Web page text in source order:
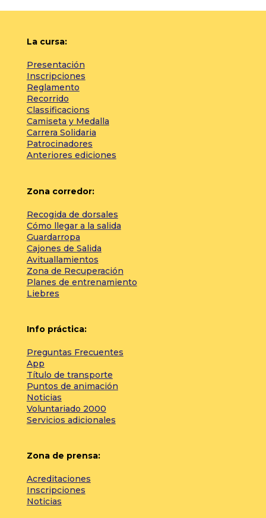
La cursa:
Presentación
Inscripciones
Reglamento
Recorrido
Classificacions
Camiseta y Medalla
Carrera Solidaria
Patrocinadores
Anteriores ediciones
Zona corredor:
Recogida de dorsales
Cómo llegar a la salida
Guardarropa
Cajones de Salida
Avituallamientos
Zona de Recuperación
Planes de entrenamiento
Liebres
Info práctica:
Preguntas Frecuentes
App
Título de transporte
Puntos de animación
Noticias
Voluntariado 2000
Servicios adicionales
Zona de prensa:
Acreditaciones
Inscripciones
Noticias